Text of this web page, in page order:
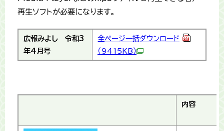
再生ソフトが必要になります。
広報みよし 令和3
年4月号
全ページ一括ダウンロード
（9415KB）
内容